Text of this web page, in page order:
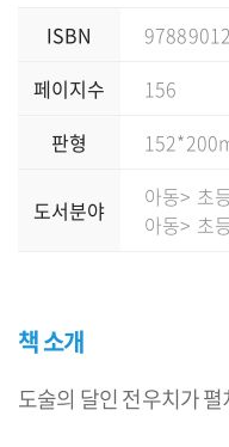
ISBN
페이지수
156
판형
도서분야 아동> 초
아동> 초
책 소개
도술의 달인 전우치가